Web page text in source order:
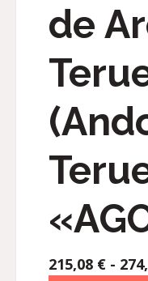
de
215,08 € -